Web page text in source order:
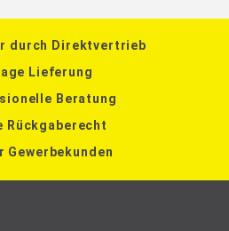
durch Direktvertrieb
Lieferung
Beratung
Rückgaberecht
Gewerbekunden